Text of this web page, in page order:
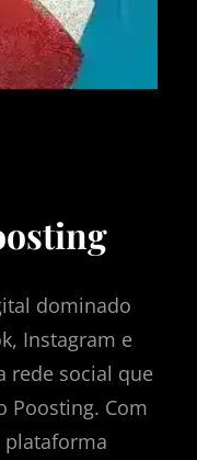
dominado
Instagram e
rede social que
Poosting. Com
plataforma